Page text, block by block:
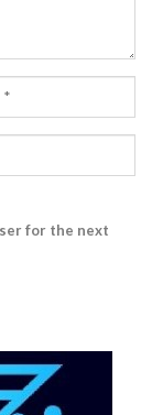
for the next